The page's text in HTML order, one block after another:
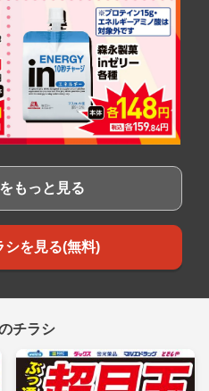
もっと見る
シを見る(無料)
チラシ